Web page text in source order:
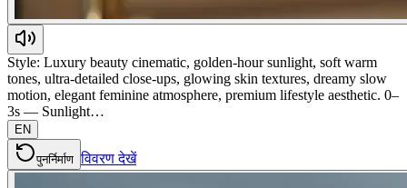
Style: Luxury beauty cinematic, golden-hour sunlight, soft warm
tones, ultra-detailed close-ups, glowing skin textures, dreamy slow
motion, elegant feminine atmosphere, premium lifestyle aesthetic. 0–
3s — Sunlight…
EN
पुनर्निर्माण विवरण देखें